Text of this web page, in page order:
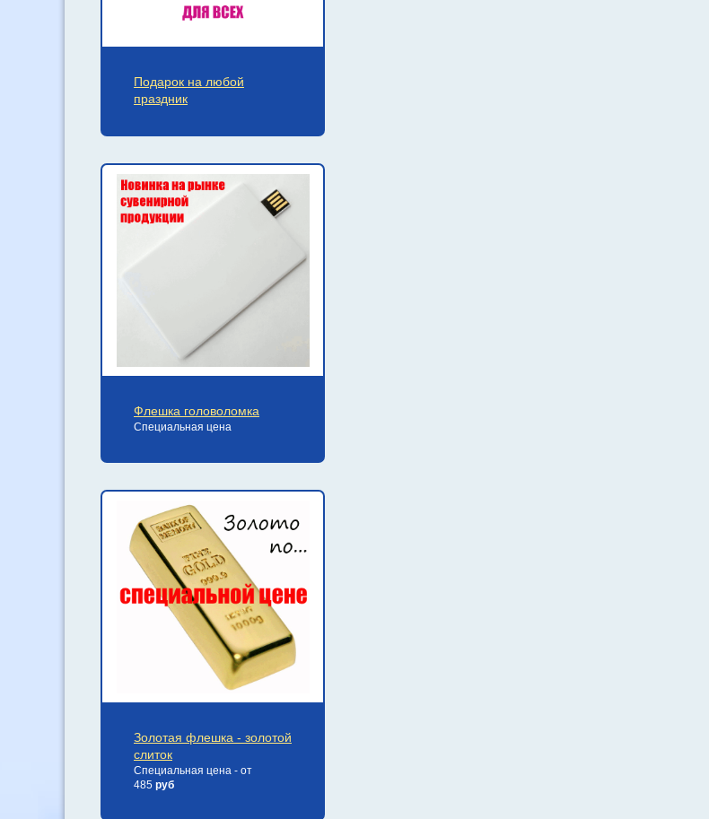
Подарок на любой
праздник
Флешка головоломка
Специальная цена
Золотая флешка - золотой
слиток
Специальная цена - от
485 руб